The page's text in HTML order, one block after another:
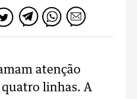
atenção
linhas. A